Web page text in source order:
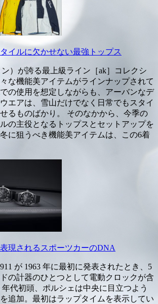
イルに欠かせない最強トップス
）が誇る最上級ライン［ak］コレクシ
な機能美アイテムがラインナップされて
の使用を想定しながらも、アーバンなデ
エアは、雪山だけでなく日常でもスタイ
るものばかり。 そのなかから、今季の
の主役となるトップスとセットアップを
に狙うべき機能美アイテムは、この6着
現されるスポーツカーのDNA
が 1963 年に最初に発表されたとき、5
の計器のひとつとして電動クロックが含
年代初頭、ポルシェは中央に目立つよう
追加。最初はラップタイムを表示してい